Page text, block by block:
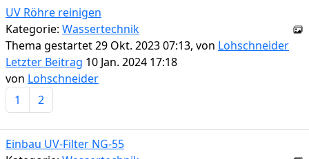
UV Röhre reinigen
Kategorie: Wassertechnik
Thema gestartet 29 Okt. 2023 07:13, von Lohschneider
Letzter Beitrag 10 Jan. 2024 17:18
von Lohschneider
1
2
Einbau UV-Filter NG-55